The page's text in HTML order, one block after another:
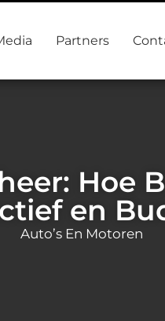
Partners
Hoe
en
Auto’s En Motoren